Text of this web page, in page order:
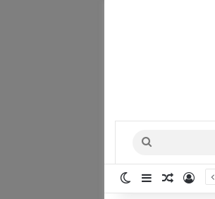
عن
تسجيل الدخول
مقال عشوائي
إضافة عمود جانبي